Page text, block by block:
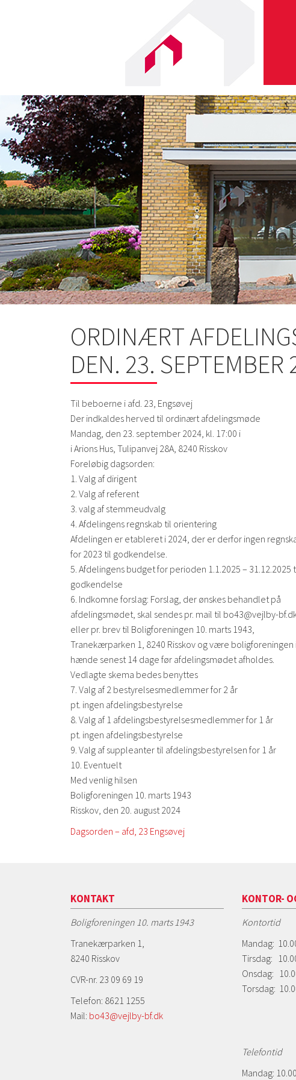
ORDINÆRT
DEN. 23.
Til beboerne i afd. 23, Engsøvej
Der indkaldes herved til ordinært afdelingsmøde
Mandag, den 23. september 2024, kl. 17:00 i
i Arions Hus, Tulipanvej 28A, 8240 Risskov
Foreløbig dagsorden:
1. Valg af dirigent
2. Valg af referent
3. valg af stemmeudvalg
4. Afdelingens regnskab til orientering
Afdelingen er etableret i 2024, der er derfor ingen
for 2023 til godkendelse.
5. Afdelingens budget for perioden 1.1.2025 – 31.12.2025
godkendelse
6. Indkomne forslag: Forslag, der ønskes behandlet på
afdelingsmødet, skal sendes pr. mail til bo43@vejlby-
eller pr. brev til Boligforeningen 10. marts 1943,
Tranekærparken 1, 8240 Risskov og være boligforeningen
hænde senest 14 dage før afdelingsmødet afholdes.
Vedlagte skema bedes benyttes
7. Valg af 2 bestyrelsesmedlemmer for 2 år
pt. ingen afdelingsbestyrelse
8. Valg af 1 afdelingsbestyrelsesmedlemmer for 1 år
pt. ingen afdelingsbestyrelse
9. Valg af suppleanter til afdelingsbestyrelsen for 1 år
10. Eventuelt
Med venlig hilsen
Boligforeningen 10. marts 1943
Risskov, den 20. august 2024
Dagsorden – afd, 23 Engsøvej
KONTAKT
Boligforeningen 10. marts 1943
Tranekærparken 1,
8240 Risskov
CVR-nr. 23 09 69 19
Telefon: 8621 1255
Mail: bo43@vejlby-bf.dk
KONTOR-
Kontortid
Mandag:
Tirsdag:
Onsdag:
Torsdag:
Telefontid
Mandag: